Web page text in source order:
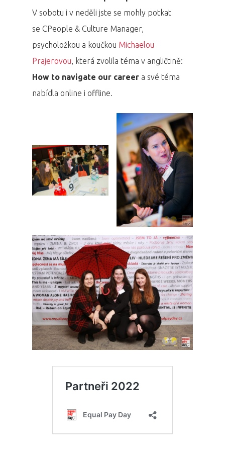
V sobotu i v neděli jste se mohly potkat
se CPeople & Culture Manager,
psycholožkou a koučkou Michaelou
Prajerovou, která zvolila téma v angličtině:
How to navigate our career a své téma
nabídla online i offline.